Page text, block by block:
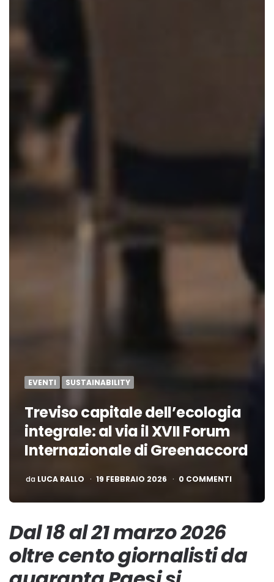
EVENTI SUSTAINABILITY
Treviso capitale dell’ecologia
integrale: al via il XVII Forum
Internazionale di Greenaccord
PUBBLICATO
da LUCA RALLO 19 FEBBRAIO 2026 0 COMMENTI
Dal 18 al 21 marzo 2026
oltre cento giornalisti da